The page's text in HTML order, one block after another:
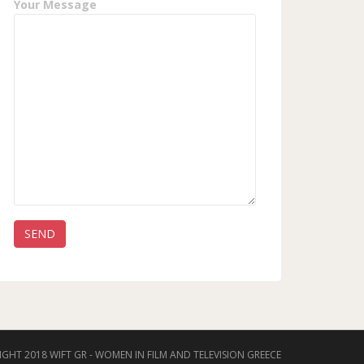
Your Message
2018 WIFT GR - WOMEN IN FILM AND TELEVISION GREECE